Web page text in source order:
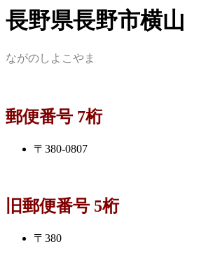
長野県長野市横山
ながのしよこやま
郵便番号 7桁
〒380-0807
旧郵便番号 5桁
〒380